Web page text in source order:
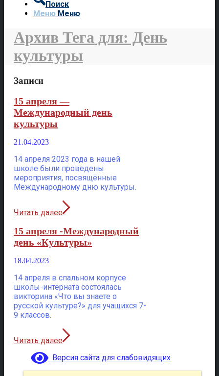
Поиск
Меню Меню
Архив Тега для: День
культуры
Записи
15 апреля —
Международный день
культуры
21.04.2023
14 апреля 2023 года в нашей
школе были проведены
мероприятия, посвящённые
Международному дню культуры.
Читать далее
15 апреля -Международный
день «Культуры»
18.04.2023
14 апреля в спальном корпусе
школы-интерната состоялась
викторина «Что вы знаете о
русской культуре?» для учащихся 7-
9 классов.
Читать далее
Версия сайта для слабовидящих